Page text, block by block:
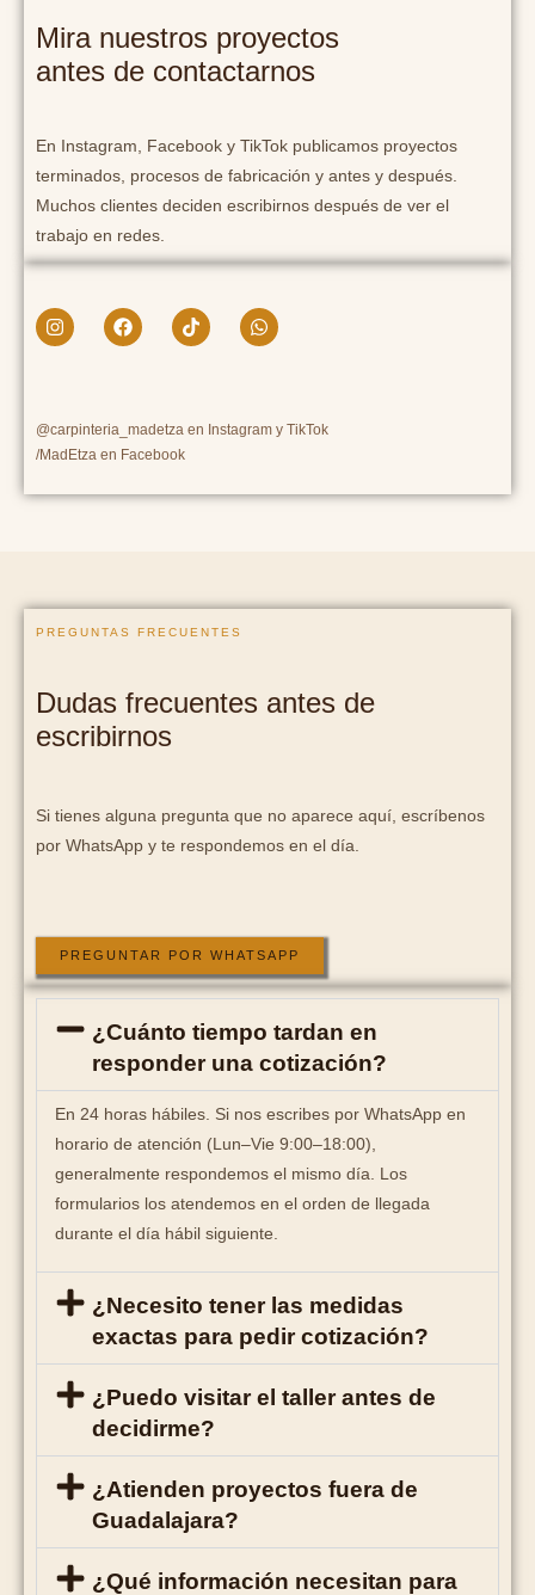
Mira nuestros proyectos
antes de contactarnos
En Instagram, Facebook y TikTok publicamos proyectos
terminados, procesos de fabricación y antes y después.
Muchos clientes deciden escribirnos después de ver el
trabajo en redes.
I
n
r
a
F
a
o
k
T
i
W
h
p
@carpinteria_madetza en Instagram y TikTok
/MadEtza en Facebook
PREGUNTAS FRECUENTES
Dudas frecuentes antes de
escribirnos
Si tienes alguna pregunta que no aparece aquí, escríbenos
por WhatsApp y te respondemos en el día.
PREGUNTAR POR WHATSAPP
¿Cuánto tiempo tardan en
responder una cotización?
En 24 horas hábiles. Si nos escribes por WhatsApp en
horario de atención (Lun–Vie 9:00–18:00),
generalmente respondemos el mismo día. Los
formularios los atendemos en el orden de llegada
durante el día hábil siguiente.
¿Necesito tener las medidas
exactas para pedir cotización?
¿Puedo visitar el taller antes de
decidirme?
¿Atienden proyectos fuera de
Guadalajara?
¿Qué información necesitan para